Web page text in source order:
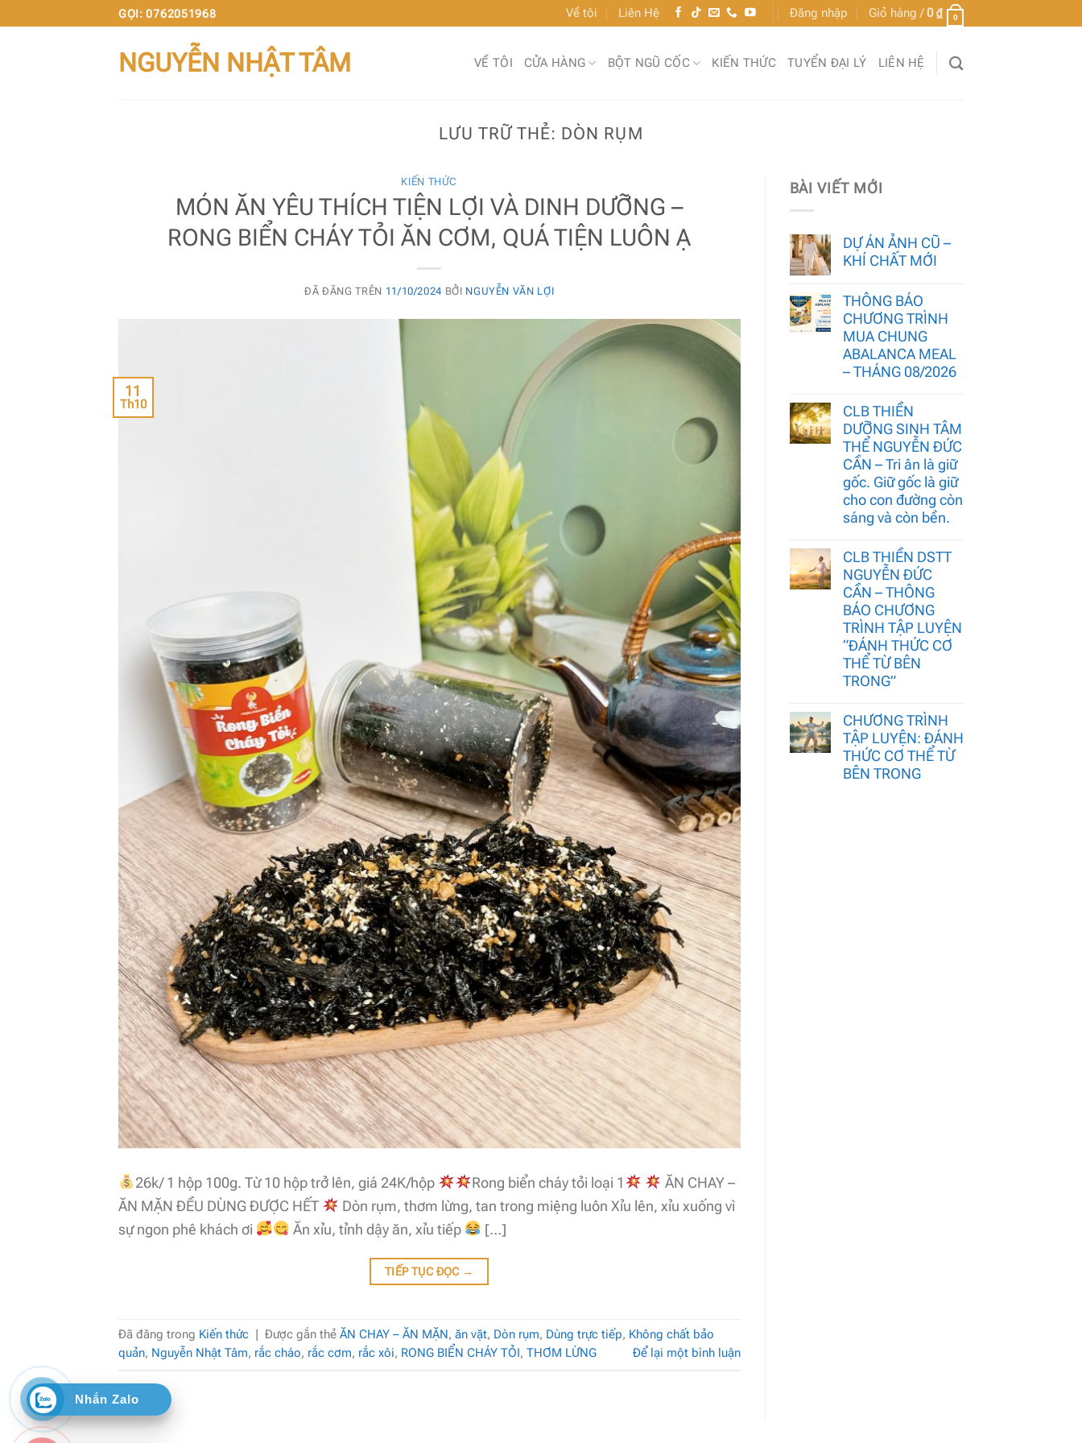
GỌI: 0762051968 Về tôi Liên Hệ Đăng nhập Giỏ hàng /0₫ 0
NGUYỄN NHẬT TÂM VỀ TÔI CỬA HÀNG BỘT NGŨ CỐC KIẾN THỨC TUYỂN ĐẠI LÝ LIÊN HỆ
LƯU TRỮ THẺ: DÒN RỤM
KIẾN THỨC
MÓN ĂN YÊU THÍCH TIỆN LỢI VÀ DINH DƯỠNG –
RONG BIỂN CHÁY TỎI ĂN CƠM, QUÁ TIỆN LUÔN Ạ
ĐÃ ĐĂNG TRÊN 11/10/2024 BỞI NGUYỄN VĂN LỢI
11
Th10
26k/ 1 hộp 100g. Từ 10 hộp trở lên, giá 24K/hộp Rong biển cháy tỏi loại 1
ĂN CHAY –
ĂN MẶN ĐỀU DÙNG ĐƯỢC HẾT
Dòn rụm, thơm lừng, tan trong miệng luôn Xỉu lên, xỉu xuống vì
sự ngon phê khách ơi
Ăn xỉu, tỉnh dậy ăn, xỉu tiếp […]
TIẾP TỤC ĐỌC →
Đã đăng trong Kiến thức | Được gắn thẻ ĂN CHAY – ĂN MẶN, ăn vặt, Dòn rụm, Dùng trực tiếp, Không chất bảo
quản, Nguyễn Nhật Tâm, rắc cháo, rắc cơm, rắc xôi, RONG BIỂN CHÁY TỎI, THƠM LỪNG Để lại một bình luận
BÀI VIẾT MỚI
DỰ ÁN ẢNH CŨ –
KHÍ CHẤT MỚI
THÔNG BÁO
CHƯƠNG TRÌNH
MUA CHUNG
ABALANCA MEAL
– THÁNG 08/2026
CLB THIỀN
DƯỠNG SINH TÂM
THỂ NGUYỄN ĐỨC
CẦN – Tri ân là giữ
gốc. Giữ gốc là giữ
cho con đường còn
sáng và còn bền.
CLB THIỀN DSTT
NGUYỄN ĐỨC
CẦN – THÔNG
BÁO CHƯƠNG
TRÌNH TẬP LUYỆN
“ĐÁNH THỨC CƠ
THỂ TỪ BÊN
TRONG”
CHƯƠNG TRÌNH
TẬP LUYỆN: ĐÁNH
THỨC CƠ THỂ TỪ
BÊN TRONG
Nhắn Zalo